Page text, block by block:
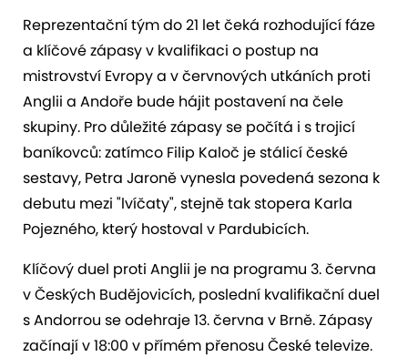
Reprezentační tým do 21 let čeká rozhodující fáze
a klíčové zápasy v kvalifikaci o postup na
mistrovství Evropy a v červnových utkáních proti
Anglii a Andoře bude hájit postavení na čele
skupiny. Pro důležité zápasy se počítá i s trojicí
baníkovců: zatímco Filip Kaloč je stálicí české
sestavy, Petra Jaroně vynesla povedená sezona k
debutu mezi "lvíčaty", stejně tak stopera Karla
Pojezného, který hostoval v Pardubicích.
Klíčový duel proti Anglii je na programu 3. června
v Českých Budějovicích, poslední kvalifikační duel
s Andorrou se odehraje 13. června v Brně. Zápasy
začínají v 18:00 v přímém přenosu České televize.